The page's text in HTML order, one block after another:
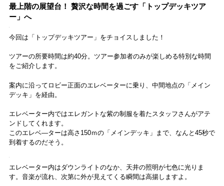
最上階の展望台！ 贅沢な時間を過ごす「トップデッキツア
ー」へ